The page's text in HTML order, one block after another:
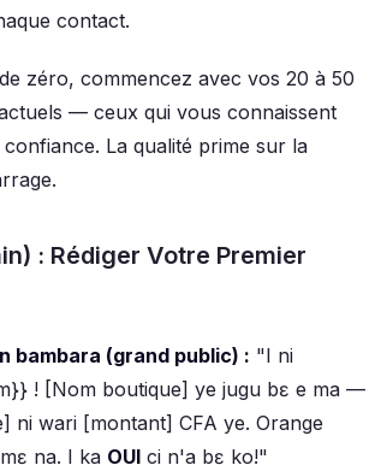
contact.
zéro, commencez avec vos 20 à 50
— ceux qui vous connaissent
La qualité prime sur la
: Rédiger Votre Premier
bambara (grand public) : "I ni
! [Nom boutique] ye jugu bɛ e ma —
ni wari [montant] CFA ye. Orange
na. I ka OUI ci n'a bɛ ko!"